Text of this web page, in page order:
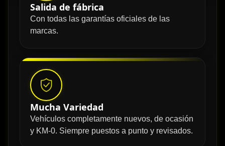
Salida de fábrica
Con todas las garantías oficiales de las
marcas.
Mucha Variedad
Vehículos completamente nuevos, de ocasión
y KM-0. Siempre puestos a punto y revisados.